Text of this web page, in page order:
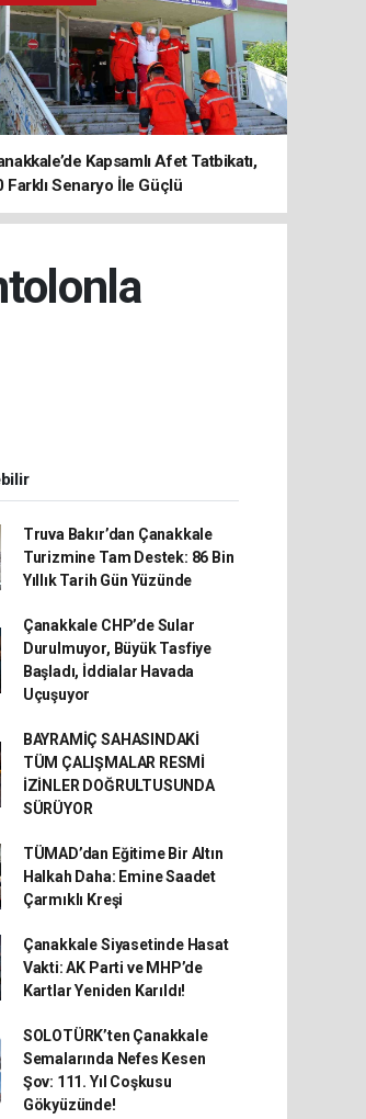
Kapsamlı Afet Tatbikatı,
Farklı Senaryo İle Güçlü
Truva Bakır’dan Çanakkale
Turizmine Tam Destek: 86 Bin
Yıllık Tarih Gün Yüzünde
Çanakkale CHP’de Sular
Durulmuyor, Büyük Tasfiye
Başladı, İddialar Havada
Uçuşuyor
BAYRAMİÇ SAHASINDAKİ
TÜM ÇALIŞMALAR RESMİ
İZİNLER DOĞRULTUSUNDA
SÜRÜYOR
TÜMAD’dan Eğitime Bir Altın
Halkah Daha: Emine Saadet
Çarmıklı Kreşi
Çanakkale Siyasetinde Hasat
Vakti: AK Parti ve MHP’de
Kartlar Yeniden Karıldı!
SOLOTÜRK’ten Çanakkale
Semalarında Nefes Kesen
Şov: 111. Yıl Coşkusu
Gökyüzünde!